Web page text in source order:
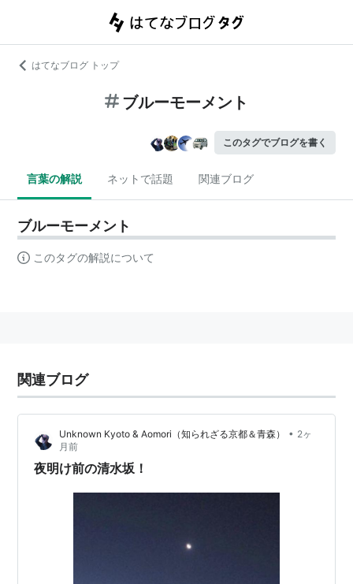
はてなブログ トップ
ブルーモーメント
このタグでブログを書く
言葉の解説 ネットで話題 関連ブログ
ブルーモーメント
このタグの解説について
関連ブログ
Unknown Kyoto & Aomori（知られざる京都＆青森） • 2ヶ
月前
夜明け前の清水坂！